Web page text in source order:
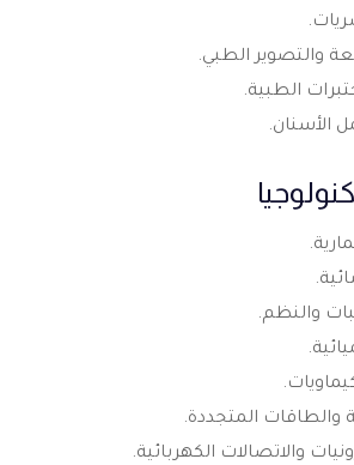
والتصوير الطبي.
الطبية.
الأسنان.
والنظم.
والطاقات المتجددة.
والاتصالات الكهربائية.